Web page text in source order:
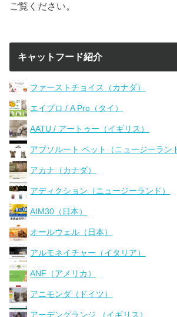
ご覧ください。
キャットフード紹介
ファーストチョイス（カナダ）
エイプロ / A Pro（タイ）
AATU / アートゥー（イギリス）
アブソルート ペット（ニュージーラン
アカナ（カナダ）
アディクション（ニュージーランド）
AIM30（日本）
オールウェル（日本）
アルモネイチャー（イタリア）
ANF（アメリカ）
アニモンダ（ドイツ）
アーデングランジ （イギリス）